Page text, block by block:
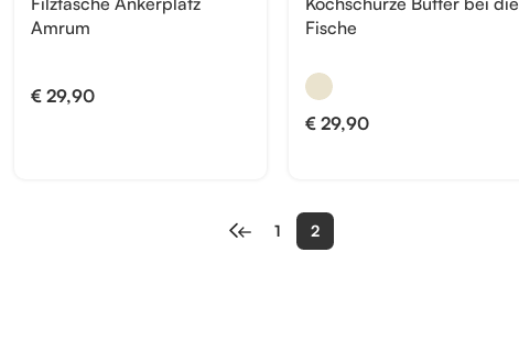
Amrum
€29,90
Fische
€ 29,90
← 1 2